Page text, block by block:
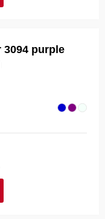
3094 purple